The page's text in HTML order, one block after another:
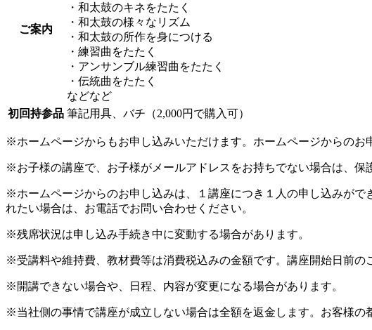
ご案内
・和太鼓のキネをたたく
・和太鼓の様々なリズム
・和太鼓の所作を身につける
・練習曲をたたく
・アンサンブル練習曲をたたく
・伝統曲をたたく
などなど
初回持参品 筆記用具、バチ（2,000円で購入可）
※ホームページからもお申し込みいただけます。ホームページからの
※お子様の講座で、お子様がメールアドレスをお持ちでない場合は、保
※ホームページからのお申し込みは、１講座につき１人の申し込みが
れたい場合は、お電話でお問い合わせください。
※残席状況は申し込み手続き中に変動する場合があります。
※受講料や維持費、教材費等は消費税込みの金額です。講座開始日前の
※開講できない場合や、日程、内容が変更になる場合があります。
※当社側の事情で講座が成立しない場合は全額を返金します。お客様の